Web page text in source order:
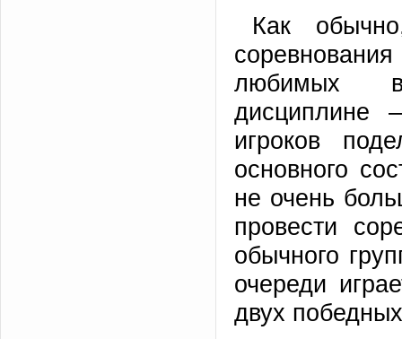
Как
любимых
дисциплине
игроков
основного
не очень
провести
обычного
очереди
двух